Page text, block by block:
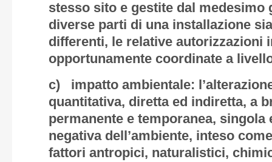
stesso sito e gestite dal medesimo
diverse parti di una installazione
differenti, le relative autorizzazioni
opportunamente coordinate a
c) impatto ambientale:
quantitativa, diretta ed indiretta, a
permanente e temporanea,
negativa dell’ambiente, inteso
fattori antropici, naturalistici,